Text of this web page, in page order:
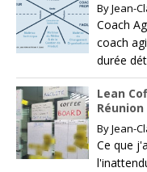
ByJean-
Coach
coach
durée
Lean
Réunion
ByJean-
Ce que